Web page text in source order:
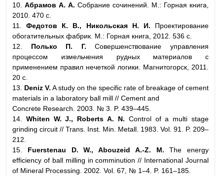
10. Абрамов А. А. Собрание сочинений. М.: Горная книга,
2010. 470 с.
11.Федотов К. В., Никольская Н. И. Проектирование
обогатительных фабрик. М.: Горная книга, 2012. 536 с.
12. Полько П. Г. Совершенствование управления
процессом измельчения рудных материалов с
применением правил нечеткой логики. Магнитогорск, 2011.
20 с.
13. Deniz V. A study on the specific rate of breakage of cement
materials in a laboratory ball mill // Cement and
Concrete Research. 2003. № 3. P. 439–445.
14.
Whiten W. J., Roberts A. N. Control of a multi stage
grinding circuit // Trans. Inst. Min. Metall. 1983. Vol. 91. P. 209–
212.
15. Fuerstenau D. W., Abouzeid A.-Z. M. The energy
efficiency of ball milling in comminution // International Journal
of Mineral Processing. 2002. Vol. 67, № 1–4. P. 161–185.